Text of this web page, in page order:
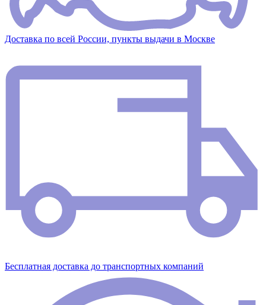
Доставка по всей России, пункты выдачи в Москве
Бесплатная доставка до транспортных компаний